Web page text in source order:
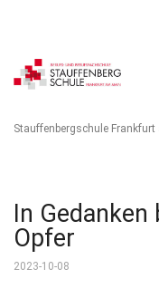
Schulportal Termine
Stauffenbergschule Frankfurt
In Gedanken
Opfer
2023-10-08